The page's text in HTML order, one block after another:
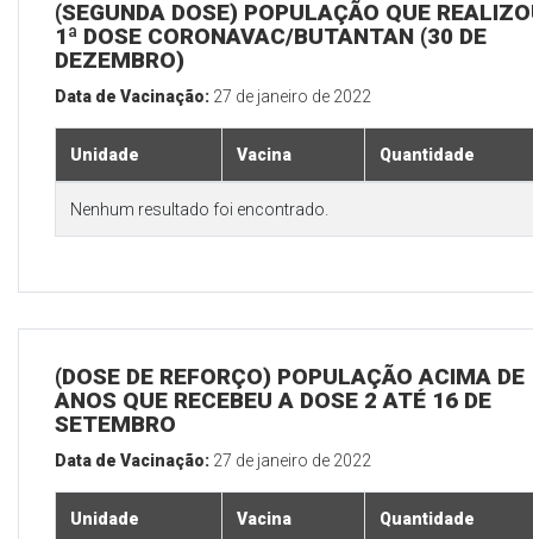
(SEGUNDA DOSE) POPULAÇÃO QUE
1ª DOSE CORONAVAC/BUTANTAN (30 DE
DEZEMBRO)
Data de Vacinação: 27 de janeiro de 2022
Unidade Vacina Quantidade
Nenhum resultado foi encontrado.
(DOSE DE REFORÇO) POPULAÇÃO ACIMA DE
ANOS QUE RECEBEU A DOSE 2 ATÉ 16 DE
SETEMBRO
Data de Vacinação: 27 de janeiro de 2022
Unidade Vacina Quantidade